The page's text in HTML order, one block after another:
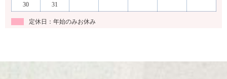
30
31
定休日：年始のみお休み